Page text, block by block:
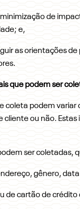
minimização de
e,
as orientações
que podem ser
coleta podem
cliente ou não.
ser coletadas,
gênero,
de cartão de